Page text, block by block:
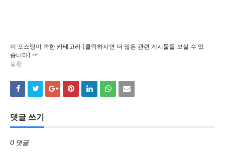
이 포스팅이 속한 카테고리 (클릭하시면 더 많은 관련 게시물을 보실 수 있
습니다) ☞
불황
댓글 쓰기
0 댓글